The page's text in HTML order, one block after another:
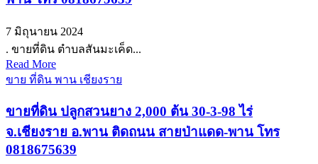
7 มิถุนายน 2024
. ขายที่ดิน ตำบลสันมะเค็ด...
Read More
ขาย ที่ดิน พาน เชียงราย
ขายที่ดิน ปลูกสวนยาง 2,000 ต้น 30-3-98 ไร่
จ.เชียงราย อ.พาน ติดถนน สายป่าแดด-พาน โทร
0818675639